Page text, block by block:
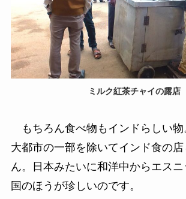
ミルク紅茶チャイの露店
もちろん食べ物もインドらしい物
大都市の一部を除いてインド食の
ん。日本みたいに和洋中からエス
国のほうが珍しいのです。